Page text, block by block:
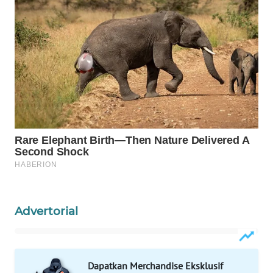
Advertorial
Dapatkan Merchandise Eksklusif
WN
NATUNA
WN
BINTAN
WN
MANDALIKA
WN
WN